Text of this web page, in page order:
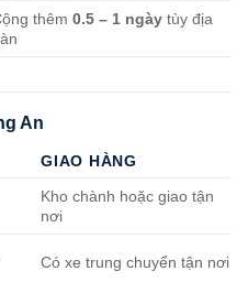
thêm0.5 – 1 ngày tùy địa
An
GIAO HÀNG
Kho chành hoặc giao tận
nơi
Có xe trung chuyển tận nơi